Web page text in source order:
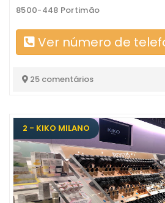
8500-448 Portimão
Ver número de
25 comentários
2 - KIKO MILANO